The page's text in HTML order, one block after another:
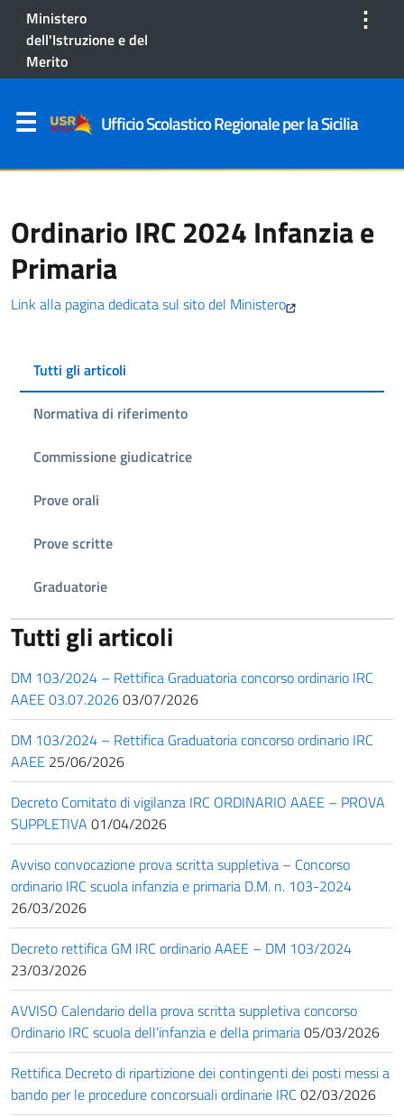
Ministero
dell'Istruzione e del
Merito
⋮
Ufficio Scolastico Regionale per la Sicilia
Ordinario IRC 2024 Infanzia e
Primaria
Link alla pagina dedicata sul sito del Ministero
Tutti gli articoli
Normativa di riferimento
Commissione giudicatrice
Prove orali
Prove scritte
Graduatorie
Tutti gli articoli
DM 103/2024 – Rettifica Graduatoria concorso ordinario IRC
AAEE 03.07.202603/07/2026
DM 103/2024 – Rettifica Graduatoria concorso ordinario IRC
AAEE 25/06/2026
Decreto Comitato di vigilanza IRC ORDINARIO AAEE – PROVA
SUPPLETIVA 01/04/2026
Avviso convocazione prova scritta suppletiva – Concorso
ordinario IRC scuola infanzia e primaria D.M. n. 103-2024
26/03/2026
Decreto rettifica GM IRC ordinario AAEE – DM 103/2024
23/03/2026
AVVISO Calendario della prova scritta suppletiva concorso
Ordinario IRC scuola dell’infanzia e della primaria05/03/2026
Rettifica Decreto di ripartizione dei contingenti dei posti messi a
bando per le procedure concorsuali ordinarie IRC 02/03/2026